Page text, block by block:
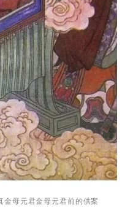
母元君金母元君前的供案